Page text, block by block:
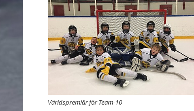
Världspremiär för Team-10